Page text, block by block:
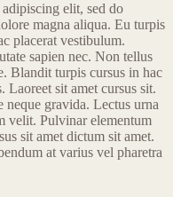
elit, sed do
magna aliqua. Eu turpis
placerat vestibulum.
sapien nec. Non tellus
Blandit turpis cursus in hac
Laoreet sit amet cursus sit.
neque gravida. Lectus urna
velit. Pulvinar elementum
sit amet dictum sit amet.
at varius vel pharetra